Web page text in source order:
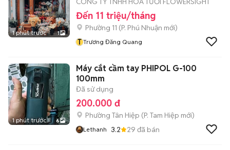
1 phút trước 1
Đến 11 triệu/tháng
Phường 11 (P. Phú Nhuận mới)
T Trương Đăng Quang
1 phút trước 6
Máy cắt cầm tay PHIPOL G-100
100mm
Đã sử dụng
200.000 đ
Phường Tân Hiệp (P. Tam Hiệp mới)
Lethanh 3.2 29 đã bán